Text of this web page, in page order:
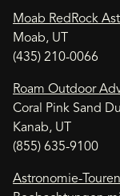
Moab RedRock
Moab, UT
(435) 210-0066
Roam Outdoor
Coral Pink Sand
Kanab, UT
(855) 635-9100
Astronomie-